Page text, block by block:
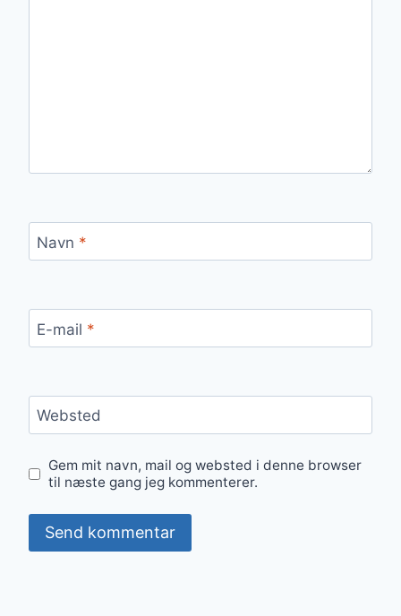
Navn *
E-mail *
Websted
Gem mit navn, mail og websted i denne browser
til næste gang jeg kommenterer.